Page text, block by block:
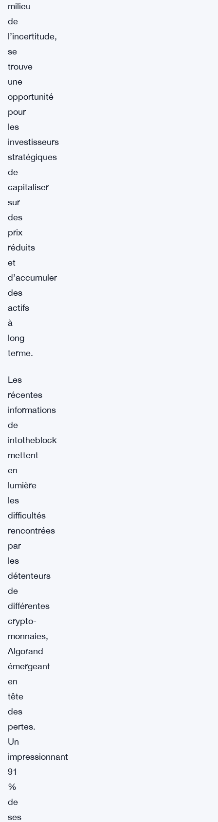
milieu
de
l’incertitude,
se
trouve
une
opportunité
pour
les
investisseurs
stratégiques
de
capitaliser
sur
des
prix
réduits
et
d’accumuler
des
actifs
à
long
terme.
Les
récentes
informations
de
intotheblock
mettent
en
lumière
les
difficultés
rencontrées
par
les
détenteurs
de
différentes
crypto-
monnaies,
Algorand
émergeant
en
tête
des
pertes.
Un
impressionnant
91
%
de
ses